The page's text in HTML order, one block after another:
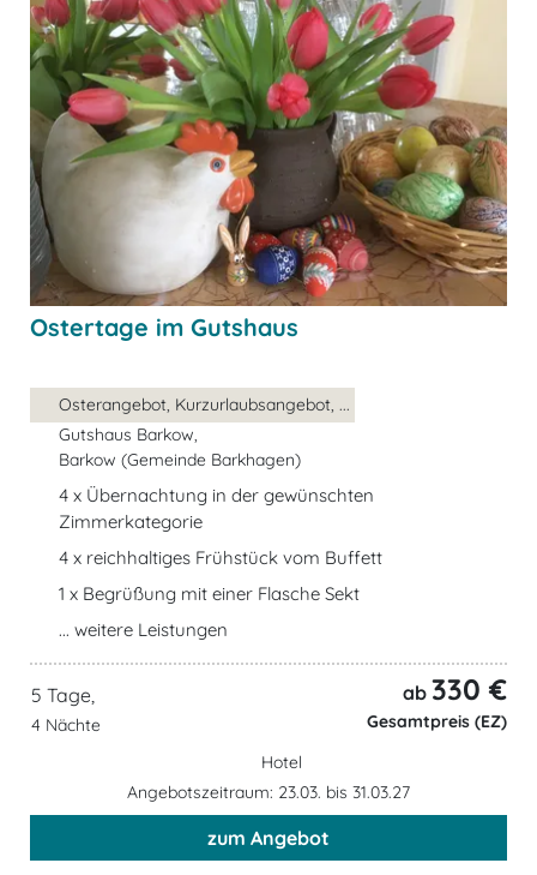
Ostertage im Gutshaus
Osterangebot, Kurzurlaubsangebot, ...
Gutshaus Barkow,
Barkow (Gemeinde Barkhagen)
4 x Übernachtung in der gewünschten
Zimmerkategorie
4 x reichhaltiges Frühstück vom Buffett
1 x Begrüßung mit einer Flasche Sekt
... weitere Leistungen
5 Tage,
4 Nächte
ab 330 €
Gesamtpreis (EZ)
Hotel
Angebotszeitraum: 23.03. bis 31.03.27
zum Angebot